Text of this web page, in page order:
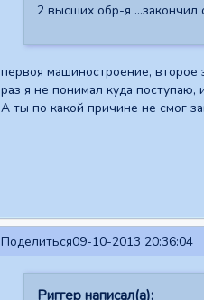
2 высших обр-я ...закончил
первоя машиностроение,
раз я не понимал куда
А ты по какой причине не смог
Поделиться09-10-2013 20:36:04
Риггер написал(а):